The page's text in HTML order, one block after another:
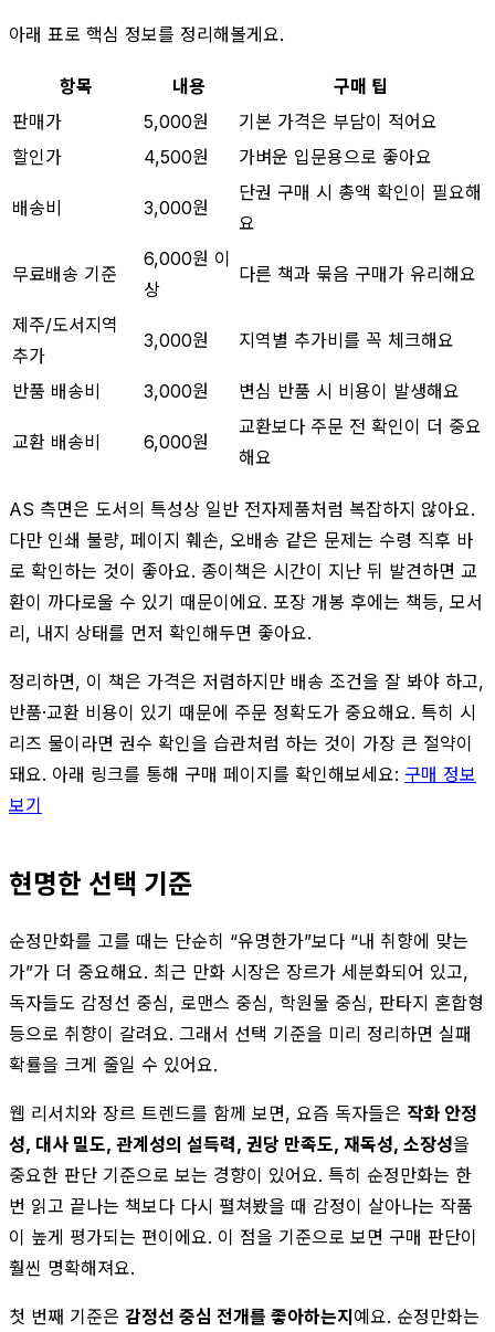
아래 표로 핵심 정보를 정리해볼게요.
항목 내용
구매 팁
판매가
5,000원
기본 가격은 부담이 적어요
할인가
4,500원 가벼운 입문용으로 좋아요
배송비 3,000원
단권 구매 시 총액 확인이 필요해
요
무료배송 기준
6,000원 이
상
다른 책과 묶음 구매가 유리해요
제주/도서지역
추가
3,000원 지역별 추가비를 꼭 체크해요
반품 배송비 3,000원 변심 반품 시 비용이 발생해요
교환 배송비 6,000원
교환보다 주문 전 확인이 더 중요
해요
AS 측면은 도서의 특성상 일반 전자제품처럼 복잡하지 않아요.
다만 인쇄 불량, 페이지 훼손, 오배송 같은 문제는 수령 직후 바
로 확인하는 것이 좋아요. 종이책은 시간이 지난 뒤 발견하면 교
환이 까다로울 수 있기 때문이에요. 포장 개봉 후에는 책등, 모서
리, 내지 상태를 먼저 확인해두면 좋아요.
정리하면, 이 책은 가격은 저렴하지만 배송 조건을 잘 봐야 하고,
반품·교환 비용이 있기 때문에 주문 정확도가 중요해요. 특히 시
리즈 물이라면 권수 확인을 습관처럼 하는 것이 가장 큰 절약이
돼요. 아래 링크를 통해 구매 페이지를 확인해보세요: 구매 정보
보기
현명한 선택 기준
순정만화를 고를 때는 단순히 “유명한가”보다 “내 취향에 맞는
가”가 더 중요해요. 최근 만화 시장은 장르가 세분화되어 있고,
독자들도 감정선 중심, 로맨스 중심, 학원물 중심, 판타지 혼합형
등으로 취향이 갈려요. 그래서 선택 기준을 미리 정리하면 실패
확률을 크게 줄일 수 있어요.
웹 리서치와 장르 트렌드를 함께 보면, 요즘 독자들은 작화 안정
성, 대사 밀도, 관계성의 설득력, 권당 만족도, 재독성, 소장성을
중요한 판단 기준으로 보는 경향이 있어요. 특히 순정만화는 한
번 읽고 끝나는 책보다 다시 펼쳐봤을 때 감정이 살아나는 작품
이 높게 평가되는 편이에요. 이 점을 기준으로 보면 구매 판단이
훨씬 명확해져요.
첫 번째 기준은 감정선 중심 전개를 좋아하는지예요. 순정만화는